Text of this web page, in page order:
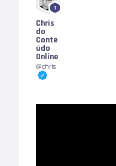
1
Chris
do
Conte
údo
Online
@chris